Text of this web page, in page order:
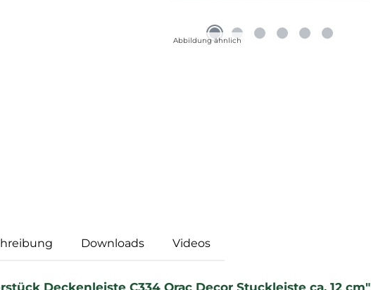
Abbildung ähnlich
Downloads Videos